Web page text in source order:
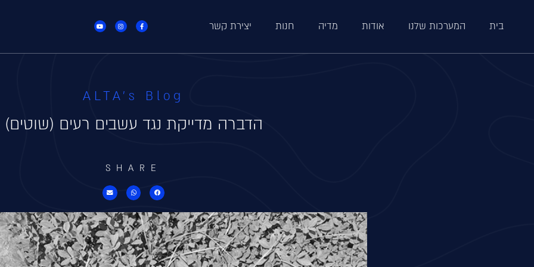
בית המערכות שלנו אודות מדיה חנות יצירת קשר
ALTA's Blog
הדברה מדייקת נגד עשבים רעים (שוטים)
SHARE